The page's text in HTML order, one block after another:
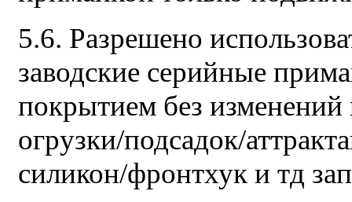
5.6. Разрешено
заводские серийные
покрытием без изменений
огрузки/подсадок/
силикон/фронтхук и тд